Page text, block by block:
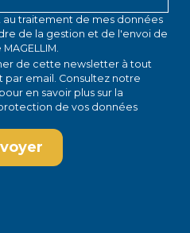
au traitement de mes données
de la gestion et de l'envoi de
de cette newsletter à tout
par email . Consultez notre
pour en savoir plus sur la
de vos données